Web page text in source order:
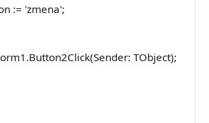
:= 'zmena';
TObject);